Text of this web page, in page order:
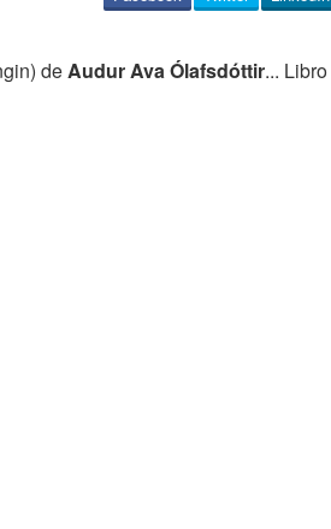
deAudur Ava Ólafsdóttir... Libro